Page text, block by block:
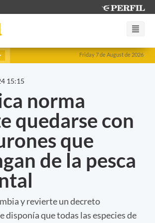
Friday 7 de August de 2026
15:15
norma
quedarse con
que
de la pesca
y revierte un decreto
disponía que todas las especies de